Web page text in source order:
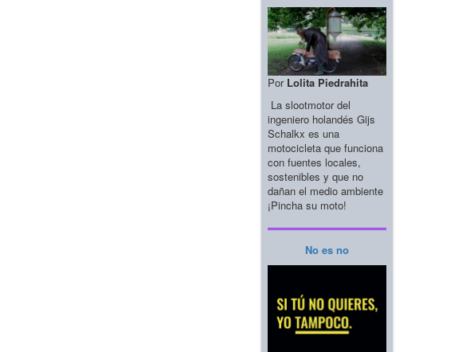
Por Lolita Piedrahita
La slootmotor del
ingeniero holandés Gijs
Schalkx es una
motocicleta que funciona
con fuentes locales,
sostenibles y que no
dañan el medio ambiente
¡Pincha su moto!
No es no